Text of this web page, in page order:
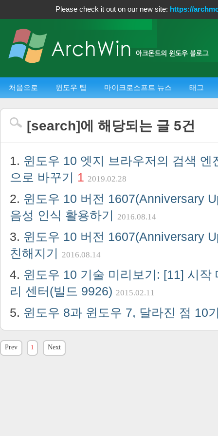
Please check it out on our new site: https://
처음으로 윈도우 팁 마이크로소프트 뉴스 태그
[search]에 해당되는 글 5건
윈도우 10 엣지 브라우저의 검색 엔
으로 바꾸기 1 2019.02.28
윈도우 10 버전 1607(Anniversary
음성 인식 활용하기 2016.08.14
윈도우 10 버전 1607(Anniversary
친해지기 2016.08.14
윈도우 10 기술 미리보기: [11] 시작
리 센터(빌드 9926) 2015.02.11
윈도우 8과 윈도우 7, 달라진 점 10
Prev 1 Next